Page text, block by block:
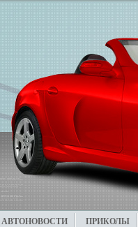
АВТОНОВОСТИ ПРИКОЛЫ